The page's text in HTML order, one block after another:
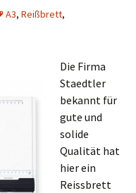
A3, Reißbrett,
Die Firma
Staedtler
bekannt für
gute und
solide
Qualität hat
hier ein
Reissbrett